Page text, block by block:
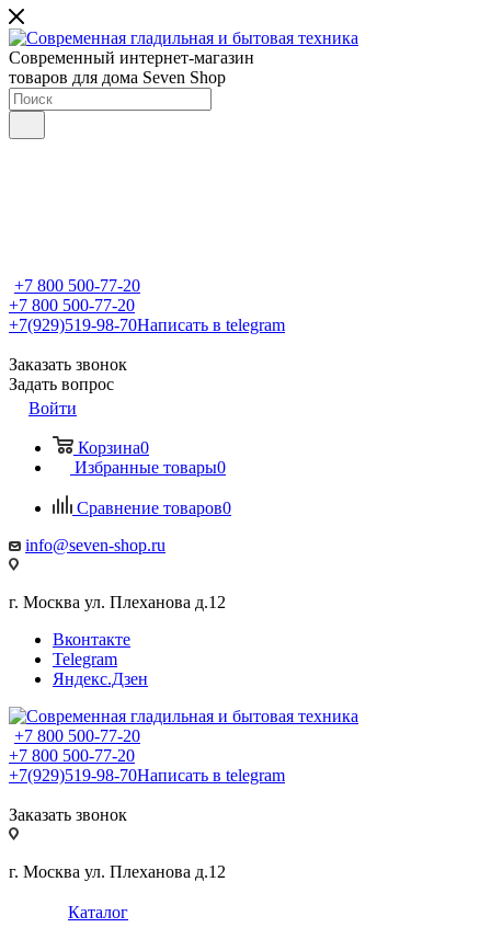
Современный интернет-магазин
товаров для дома Seven Shop
+7 800 500-77-20
+7 800 500-77-20
+7(929)519-98-70Написать в telegram
Заказать звонок
Задать вопрос
Войти
Корзина0
Избранные товары0
Сравнение товаров0
info@seven-shop.ru
г. Москва ул. Плеханова д.12
Вконтакте
Telegram
Яндекс.Дзен
+7 800 500-77-20
+7 800 500-77-20
+7(929)519-98-70Написать в telegram
Заказать звонок
г. Москва ул. Плеханова д.12
Каталог